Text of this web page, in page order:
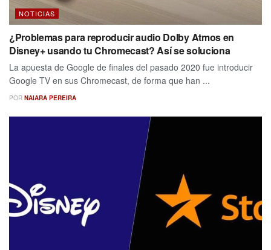
NOTICIAS
¿Problemas para reproducir audio Dolby Atmos en
Disney+ usando tu Chromecast? Así se soluciona
La apuesta de Google de finales del pasado 2020 fue introducir
Google TV en sus Chromecast, de forma que han ...
POR NAIARA PEREIRA